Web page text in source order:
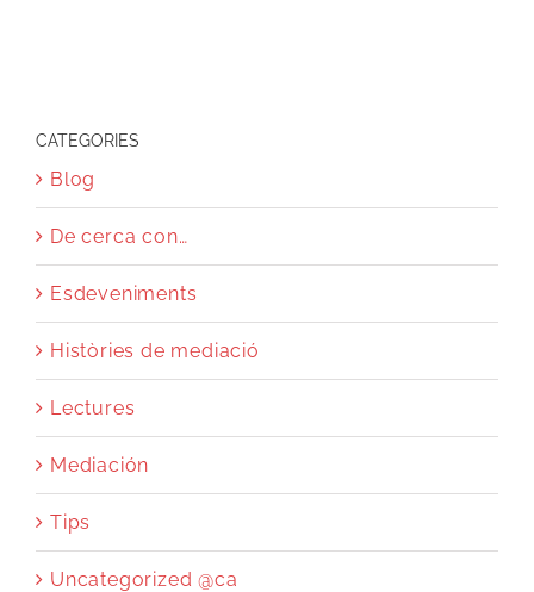
CATEGORIES
Blog
De cerca con…
Esdeveniments
Històries de mediació
Lectures
Mediación
Tips
Uncategorized @ca